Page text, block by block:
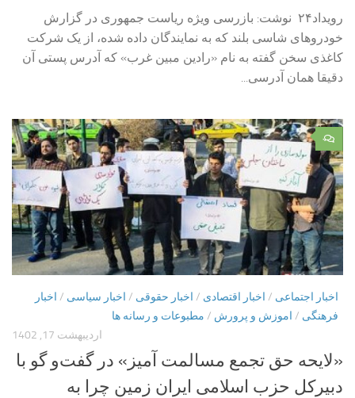
رویداد۲۴ نوشت: بازرسی ویژه ریاست جمهوری در گزارش
خودروهای شاسی بلند که به نمایندگان داده شده، از یک شرکت
کاغذی سخن گفته به نام «رادین مبین غرب» که آدرس پستی آن
دقیقا همان آدرسی...
۰
اخبار اجتماعی / اخبار اقتصادی / اخبار حقوقی / اخبار سیاسی / اخبار
فرهنگی / اموزش و پرورش / مطبوعات و رسانه ها
اردیبهشت 17, 1402
«لایحه حق تجمع مسالمت آمیز» در گفت‌و گو با
دبیرکل حزب اسلامی ایران زمین چرا به